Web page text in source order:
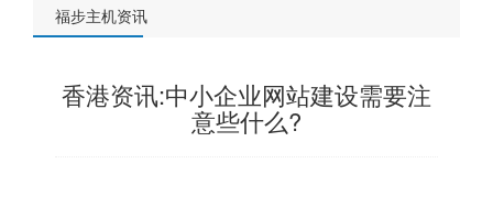
福步主机资讯
香港资讯:中小企业网站建设需要注
意些什么?